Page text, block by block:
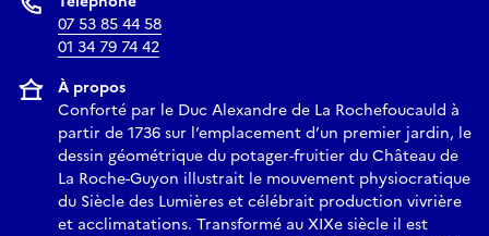
07 53 85 44 58
01 34 79 74 42
À propos
Conforté par le Duc Alexandre de La Rochefoucauld à
partir de 1736 sur l’emplacement d’un premier jardin, le
dessin géométrique du potager-fruitier du Château de
La Roche-Guyon illustrait le mouvement physiocratique
du Siècle des Lumières et célébrait production vivrière
et acclimatations. Transformé au XIXe siècle il est